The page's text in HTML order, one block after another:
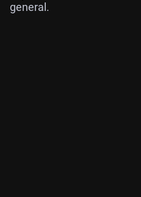
general.